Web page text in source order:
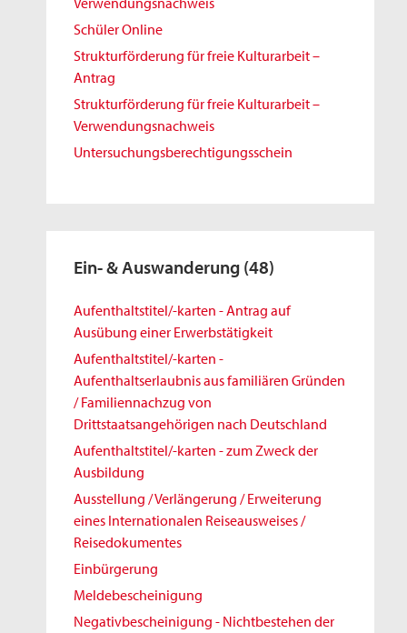
Schüler Online
Strukturförderung für freie Kulturarbeit –
Antrag
Strukturförderung für freie Kulturarbeit –
Verwendungsnachweis
Untersuchungsberechtigungsschein
Ein- & Auswanderung (48)
Aufenthaltstitel/-karten - Antrag auf
Ausübung einer Erwerbstätigkeit
Aufenthaltstitel/-karten -
Aufenthaltserlaubnis aus familiären Gründen
/ Familiennachzug von
Drittstaatsangehörigen nach Deutschland
Aufenthaltstitel/-karten - zum Zweck der
Ausbildung
Ausstellung / Verlängerung / Erweiterung
eines Internationalen Reiseausweises /
Reisedokumentes
Einbürgerung
Meldebescheinigung
Negativbescheinigung - Nichtbestehen der